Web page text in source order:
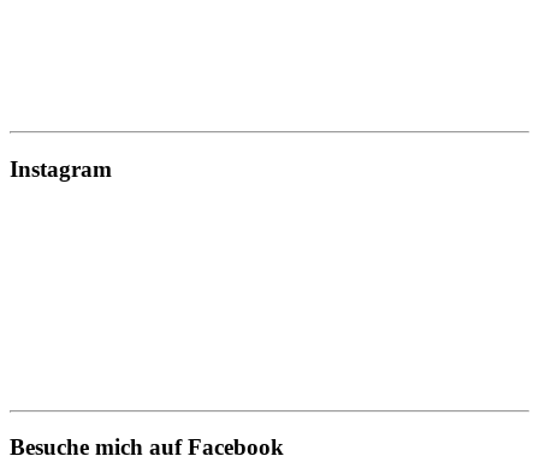
Instagram
Besuche mich auf Facebook